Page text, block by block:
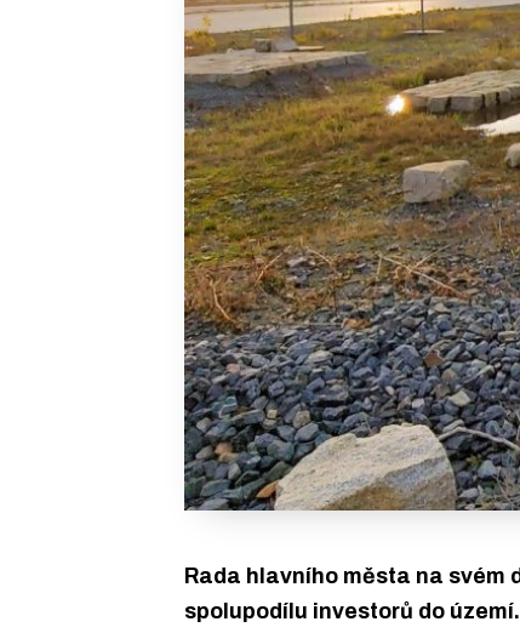
Rada hlavního města na
spolupodílu investorů do